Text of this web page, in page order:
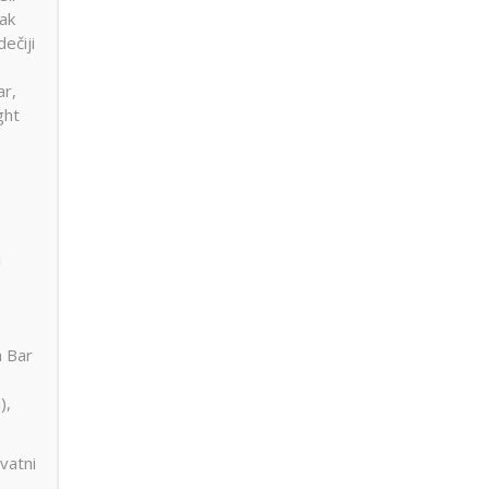
Bar